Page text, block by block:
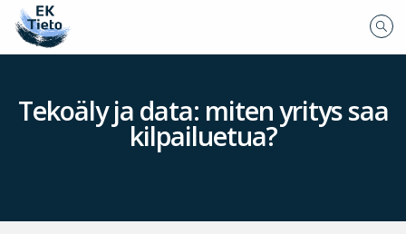
Tekoäly ja data: miten yritys saa
kilpailuetua?